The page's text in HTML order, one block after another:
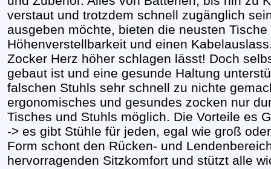
verstaut und trotzdem schnell zugänglich
ausgeben möchte, bieten die neusten
Höhenverstellbarkeit und einen
Zocker Herz höher schlagen lässt! Doch
gebaut ist und eine gesunde Haltung
falschen Stuhls sehr schnell zu nichte
ergonomisches und gesundes zocken nur
Tisches und Stuhls möglich. Die Vorteile es
-> es gibt Stühle für jeden, egal wie groß
Form schont den Rücken- und
hervorragenden Sitzkomfort und stützt alle